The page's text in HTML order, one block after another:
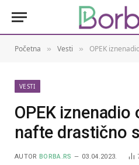
Početna » Vesti » OPEK iznenadio
VESTI
OPEK
nafte drastično
AUTOR BORBA.RS 03.04.2023.